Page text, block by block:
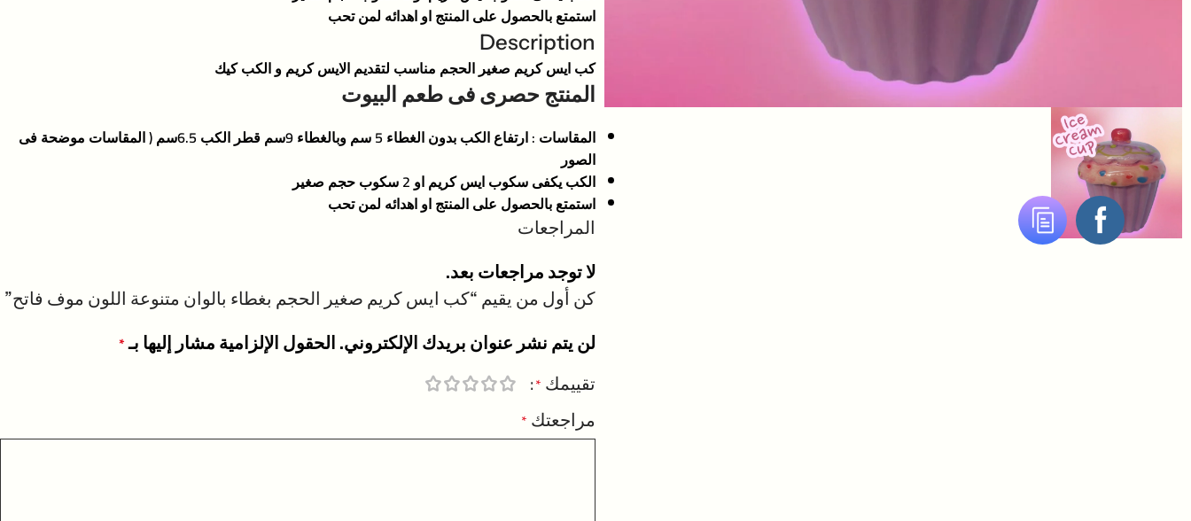
استمتع بالحصول على المنتج او اهدائه لمن تحب
Description
كب ايس كريم صغير الحجم مناسب لتقديم الايس كريم و الكب كيك
المنتج حصرى فى طعم البيوت
المقاسات : ارتفاع الكب بدون الغطاء 5 سم وبالغطاء 9سم قطر الكب 6.5سم ( المقاسات موضحة فى
الصور
الكب يكفى سكوب ايس كريم او 2 سكوب حجم صغير
استمتع بالحصول على المنتج او اهدائه لمن تحب
المراجعات
لا توجد مراجعات بعد.
كن أول من يقيم “كب ايس كريم صغير الحجم بغطاء بالوان متنوعة اللون موف فاتح”
لن يتم نشر عنوان بريدك الإلكتروني.الحقول الإلزامية مشار إليها بـ*
تقييمك *
مراجعتك *